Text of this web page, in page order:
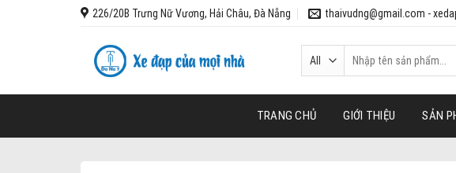
226/20B Trưng Nữ Vương, Hải Châu, Đà Nẵng thaivudng@gmail.com -
Tìm
kiếm:
TRANG CHỦ GIỚI THIỆU SẢN